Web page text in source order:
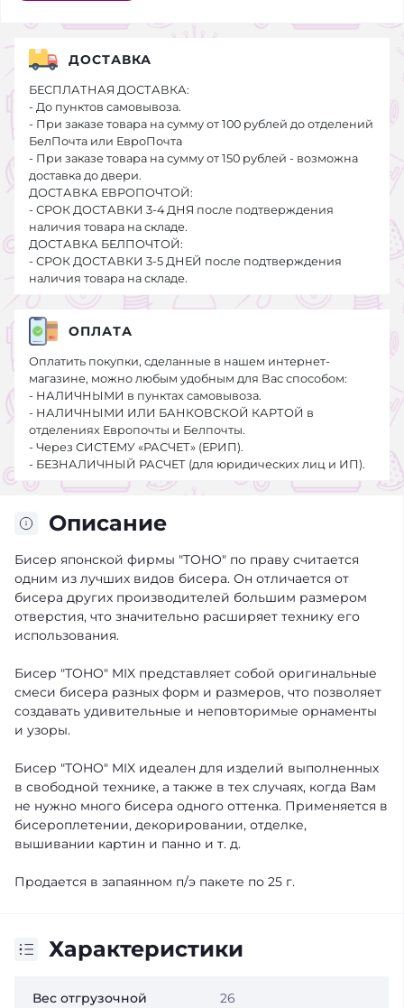
Описание
Бисер японской фирмы "TOHO" по праву считается
одним из лучших видов бисера. Он отличается от
бисера других производителей большим размером
отверстия, что значительно расширяет технику его
использования.
Бисер "TOHO" MIX представляет собой оригинальные
смеси бисера разных форм и размеров, что позволяет
создавать удивительные и неповторимые орнаменты
и узоры.
Бисер "TOHO" MIX идеален для изделий выполненных
в свободной технике, а также в тех случаях, когда Вам
не нужно много бисера одного оттенка. Применяется в
бисероплетении, декорировании, отделке,
вышивании картин и панно и т. д.
Продается в запаянном п/э пакете по 25 г.
Характеристики
Вес отгрузочной 26
ДОСТАВКА
БЕСПЛАТНАЯ ДОСТАВКА:
- До пунктов самовывоза.
- При заказе товара на сумму от 100 рублей до отделений
БелПочта или ЕвроПочта
- При заказе товара на сумму от 150 рублей - возможна
доставка до двери.
ДОСТАВКА ЕВРОПОЧТОЙ:
- СРОК ДОСТАВКИ 3-4 ДНЯ после подтверждения
наличия товара на складе.
ДОСТАВКА БЕЛПОЧТОЙ:
- СРОК ДОСТАВКИ 3-5 ДНЕЙ после подтверждения
наличия товара на складе.
ОПЛАТА
Оплатить покупки, сделанные в нашем интернет-
магазине, можно любым удобным для Вас способом:
- НАЛИЧНЫМИ в пунктах самовывоза.
- НАЛИЧНЫМИ ИЛИ БАНКОВСКОЙ КАРТОЙ в
отделениях Европочты и Белпочты.
- Через СИСТЕМУ «РАСЧЕТ» (ЕРИП).
- БЕЗНАЛИЧНЫЙ РАСЧЕТ (для юридических лиц и ИП).